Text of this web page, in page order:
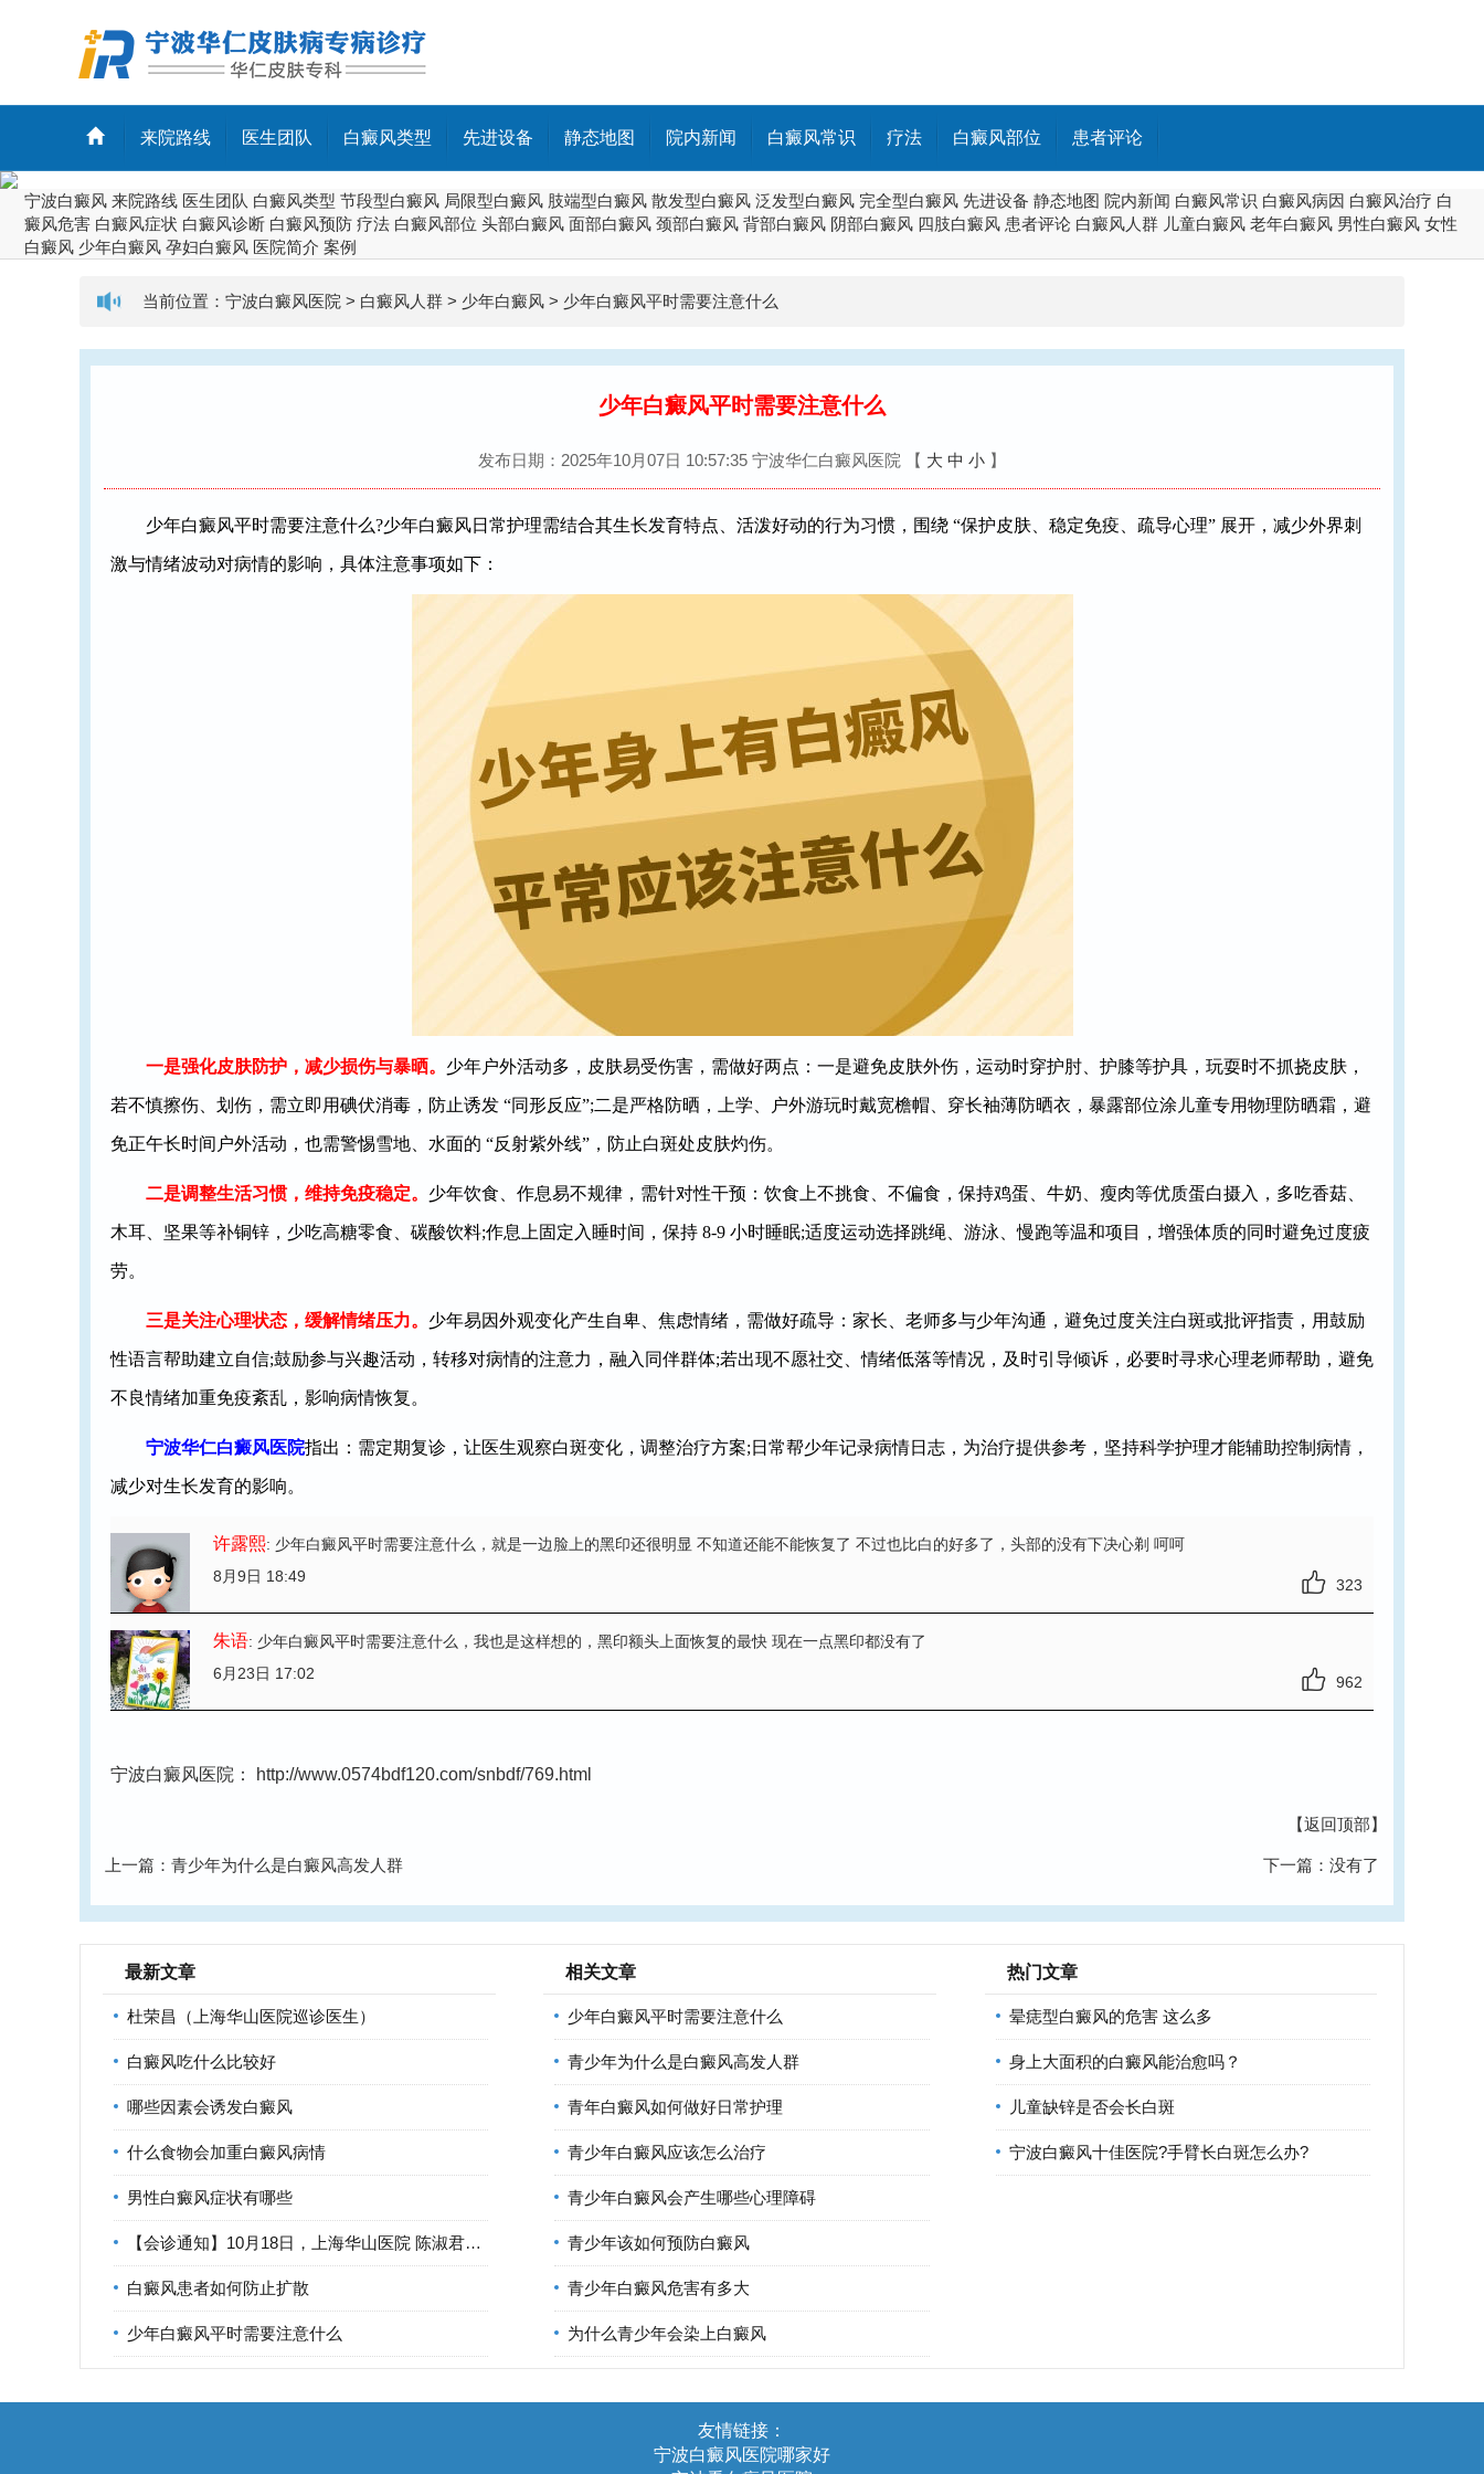
来院路线 医生团队 白癜风类型 先进设备 静态地图 院内新闻 白癜风常识 疗法 白癜风部位 患者评论
宁波白癜风 来院路线 医生团队 白癜风类型 节段型白癜风 局限型白癜风 肢端型白癜风 散发型白癜风 泛发型白癜风 完全型白癜风 先进设备 静态地图 院内新闻 白癜风常识 白癜风病因 白癜风治疗 白
癜风危害 白癜风症状 白癜风诊断 白癜风预防 疗法 白癜风部位 头部白癜风 面部白癜风 颈部白癜风 背部白癜风 阴部白癜风 四肢白癜风 患者评论 白癜风人群 儿童白癜风 老年白癜风 男性白癜风 女性
白癜风 少年白癜风 孕妇白癜风 医院简介 案例
当前位置： 宁波白癜风医院 > 白癜风人群 > 少年白癜风 > 少年白癜风平时需要注意什么
少年白癜风平时需要注意什么
发布日期：2025年10月07日 10:57:35 宁波华仁白癜风医院 【 大 中 小 】
少年白癜风平时需要注意什么?少年白癜风日常护理需结合其生长发育特点、活泼好动的行为习惯，围绕 “保护皮肤、稳定免疫、疏导心理” 展开，减少外界刺
激与情绪波动对病情的影响，具体注意事项如下：
一是强化皮肤防护，减少损伤与暴晒。 少年户外活动多，皮肤易受伤害，需做好两点：一是避免皮肤外伤，运动时穿护肘、护膝等护具，玩耍时不抓挠皮肤，
若不慎擦伤、划伤，需立即用碘伏消毒，防止诱发 “同形反应”;二是严格防晒，上学、户外游玩时戴宽檐帽、穿长袖薄防晒衣，暴露部位涂儿童专用物理防晒霜，避
免正午长时间户外活动，也需警惕雪地、水面的 “反射紫外线”，防止白斑处皮肤灼伤。
二是调整生活习惯，维持免疫稳定。 少年饮食、作息易不规律，需针对性干预：饮食上不挑食、不偏食，保持鸡蛋、牛奶、瘦肉等优质蛋白摄入，多吃香菇、
木耳、坚果等补铜锌，少吃高糖零食、碳酸饮料;作息上固定入睡时间，保持 8-9 小时睡眠;适度运动选择跳绳、游泳、慢跑等温和项目，增强体质的同时避免过度疲
劳。
三是关注心理状态，缓解情绪压力。 少年易因外观变化产生自卑、焦虑情绪，需做好疏导：家长、老师多与少年沟通，避免过度关注白斑或批评指责，用鼓励
性语言帮助建立自信;鼓励参与兴趣活动，转移对病情的注意力，融入同伴群体;若出现不愿社交、情绪低落等情况，及时引导倾诉，必要时寻求心理老师帮助，避免
不良情绪加重免疫紊乱，影响病情恢复。
宁波华仁白癜风医院指出：需定期复诊，让医生观察白斑变化，调整治疗方案;日常帮少年记录病情日志，为治疗提供参考，坚持科学护理才能辅助控制病情，
减少对生长发育的影响。
许露熙: 少年白癜风平时需要注意什么 ，就是一边脸上的黑印还很明显 不知道还能不能恢复了 不过也比白的好多了，头部的没有下决心剃 呵呵
8月9日 18:49
323
朱语: 少年白癜风平时需要注意什么 ，我也是这样想的，黑印额头上面恢复的最快 现在一点黑印都没有了
6月23日 17:02
962
宁波白癜风医院： http://www.0574bdf120.com/snbdf/769.html
【返回顶部】
上一篇： 青少年为什么是白癜风高发人群 下一篇：没有了
最新文章
杜荣昌（上海华山医院巡诊医生）
白癜风吃什么比较好
哪些因素会诱发白癜风
什么食物会加重白癜风病情
男性白癜风症状有哪些
【会诊通知】10月18日，上海华山医院 陈淑君医生 莅临宁波华仁
白癜风患者如何防止扩散
少年白癜风平时需要注意什么
相关文章
少年白癜风平时需要注意什么
青少年为什么是白癜风高发人群
青年白癜风如何做好日常护理
青少年白癜风应该怎么治疗
青少年白癜风会产生哪些心理障碍
青少年该如何预防白癜风
青少年白癜风危害有多大
为什么青少年会染上白癜风
热门文章
晕痣型白癜风的危害 这么多
身上大面积的白癜风能治愈吗？
儿童缺锌是否会长白斑
宁波白癜风十佳医院?手臂长白斑怎么办?
友情链接：
宁波白癜风医院哪家好